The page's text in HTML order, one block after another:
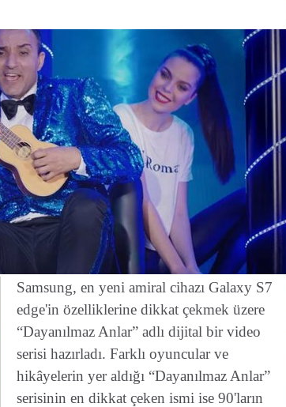
Samsung, en yeni amiral cihazı Galaxy S7
edge'in özelliklerine dikkat çekmek üzere
“Dayanılmaz Anlar” adlı dijital bir video
serisi hazırladı. Farklı oyuncular ve
hikâyelerin yer aldığı “Dayanılmaz Anlar”
serisinin en dikkat çeken ismi ise 90'ların